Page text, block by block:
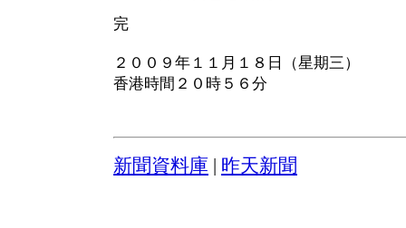
完
２００９年１１月１８日（星期三）
香港時間２０時５６分
新聞資料庫 昨天新聞